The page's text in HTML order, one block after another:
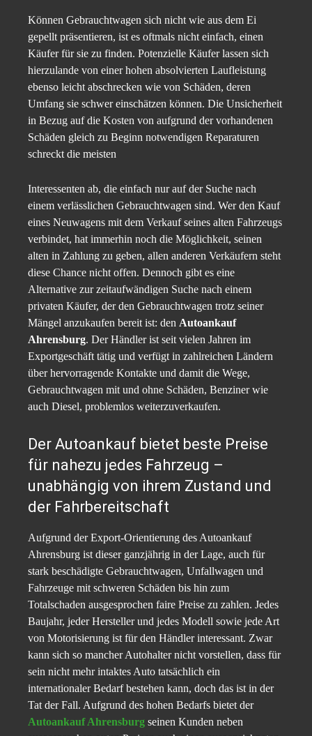
Können Gebrauchtwagen sich nicht wie aus dem Ei
gepellt präsentieren, ist es oftmals nicht einfach, einen
Käufer für sie zu finden. Potenzielle Käufer lassen sich
hierzulande von einer hohen absolvierten Laufleistung
ebenso leicht abschrecken wie von Schäden, deren
Umfang sie schwer einschätzen können. Die Unsicherheit
in Bezug auf die Kosten von aufgrund der vorhandenen
Schäden gleich zu Beginn notwendigen Reparaturen
schreckt die meisten
Interessenten ab, die einfach nur auf der Suche nach
einem verlässlichen Gebrauchtwagen sind. Wer den Kauf
eines Neuwagens mit dem Verkauf seines alten Fahrzeugs
verbindet, hat immerhin noch die Möglichkeit, seinen
alten in Zahlung zu geben, allen anderen Verkäufern steht
diese Chance nicht offen. Dennoch gibt es eine
Alternative zur zeitaufwändigen Suche nach einem
privaten Käufer, der den Gebrauchtwagen trotz seiner
Mängel anzukaufen bereit ist: den Autoankauf
Ahrensburg. Der Händler ist seit vielen Jahren im
Exportgeschäft tätig und verfügt in zahlreichen Ländern
über hervorragende Kontakte und damit die Wege,
Gebrauchtwagen mit und ohne Schäden, Benziner wie
auch Diesel, problemlos weiterzuverkaufen.
Der Autoankauf bietet beste Preise
für nahezu jedes Fahrzeug –
unabhängig von ihrem Zustand und
der Fahrbereitschaft
Aufgrund der Export-Orientierung des Autoankauf
Ahrensburg ist dieser ganzjährig in der Lage, auch für
stark beschädigte Gebrauchtwagen, Unfallwagen und
Fahrzeuge mit schweren Schäden bis hin zum
Totalschaden ausgesprochen faire Preise zu zahlen. Jedes
Baujahr, jeder Hersteller und jedes Modell sowie jede Art
von Motorisierung ist für den Händler interessant. Zwar
kann sich so mancher Autohalter nicht vorstellen, dass für
sein nicht mehr intaktes Auto tatsächlich ein
internationaler Bedarf bestehen kann, doch das ist in der
Tat der Fall. Aufgrund des hohen Bedarfs bietet der
Autoankauf Ahrensburg seinen Kunden neben